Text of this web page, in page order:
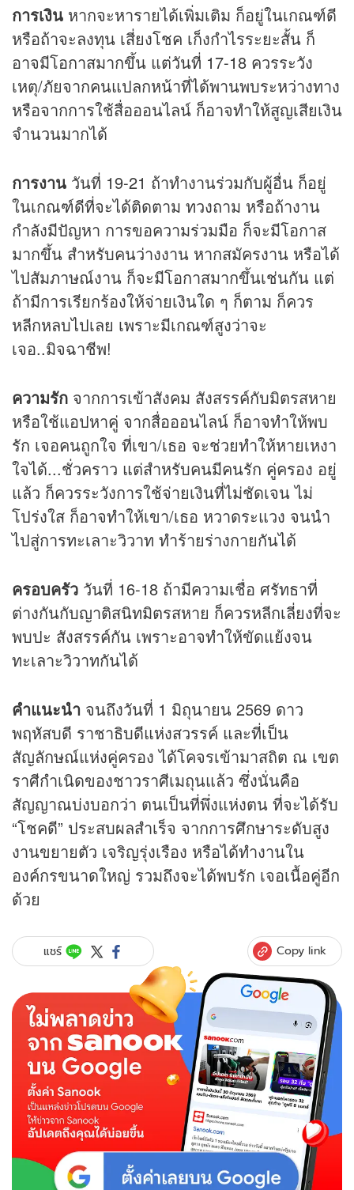
การเงิน หากจะหารายได้เพิ่มเติม ก็อยู่ในเกณฑ์ดี
หรือถ้าจะลงทุน เสี่ยงโชค เก็งกำไรระยะสั้น ก็
อาจมีโอกาสมากขึ้น แต่วันที่ 17-18 ควรระวัง
เหตุ/ภัยจากคนแปลกหน้าที่ได้พานพบระหว่างทาง
หรือจากการใช้สื่อออนไลน์ ก็อาจทำให้สูญเสียเงิน
จำนวนมากได้
การงาน วันที่ 19-21 ถ้าทำงานร่วมกับผู้อื่น ก็อยู่
ในเกณฑ์ดีที่จะได้ติดตาม ทวงถาม หรือถ้างาน
กำลังมีปัญหา การขอความร่วมมือ ก็จะมีโอกาส
มากขึ้น สำหรับคนว่างงาน หากสมัครงาน หรือได้
ไปสัมภาษณ์งาน ก็จะมีโอกาสมากขึ้นเช่นกัน แต่
ถ้ามีการเรียกร้องให้จ่ายเงินใด ๆ ก็ตาม ก็ควร
หลีกหลบไปเลย เพราะมีเกณฑ์สูงว่าจะ
เจอ..มิจฉาชีพ!
ความรัก จากการเข้าสังคม สังสรรค์กับมิตรสหาย
หรือใช้แอปหาคู่ จากสื่อออนไลน์ ก็อาจทำให้พบ
รัก เจอคนถูกใจ ที่เขา/เธอ จะช่วยทำให้หายเหงา
ใจได้...ชั่วคราว แต่สำหรับคนมีคนรัก คู่ครอง อยู่
แล้ว ก็ควรระวังการใช้จ่ายเงินที่ไม่ชัดเจน ไม่
โปร่งใส ก็อาจทำให้เขา/เธอ หวาดระแวง จนนำ
ไปสู่การทะเลาะวิวาท ทำร้ายร่างกายกันได้
ครอบครัว วันที่ 16-18 ถ้ามีความเชื่อ ศรัทธาที่
ต่างกันกับญาติสนิทมิตรสหาย ก็ควรหลีกเลี่ยงที่จะ
พบปะ สังสรรค์กัน เพราะอาจทำให้ขัดแย้งจน
ทะเลาะวิวาทกันได้
คำแนะนำ จนถึงวันที่ 1 มิถุนายน 2569 ดาว
พฤหัสบดี ราชาธิบดีแห่งสวรรค์ และที่เป็น
สัญลักษณ์แห่งคู่ครอง ได้โคจรเข้ามาสถิต ณ เขต
ราศีกำเนิดของชาวราศีเมถุนแล้ว ซึ่งนั่นคือ
สัญญาณบ่งบอกว่า ตนเป็นที่พึ่งแห่งตน ที่จะได้รับ
“โชคดี” ประสบผลสำเร็จ จากการศึกษาระดับสูง
งานขยายตัว เจริญรุ่งเรือง หรือได้ทำงานใน
องค์กรขนาดใหญ่ รวมถึงจะได้พบรัก เจอเนื้อคู่อีก
ด้วย
แชร์ Copy link